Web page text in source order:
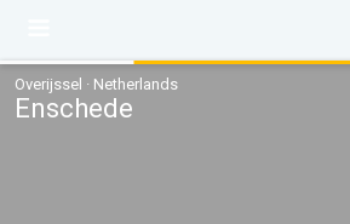
Overijssel · Netherlands
Enschede